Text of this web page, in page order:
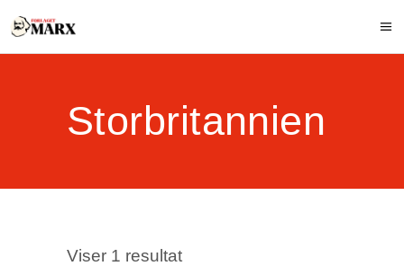
Storbritannien
Viser 1 resultat